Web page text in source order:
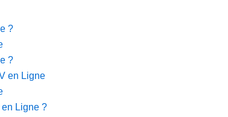
?
?
en Ligne
Ligne ?